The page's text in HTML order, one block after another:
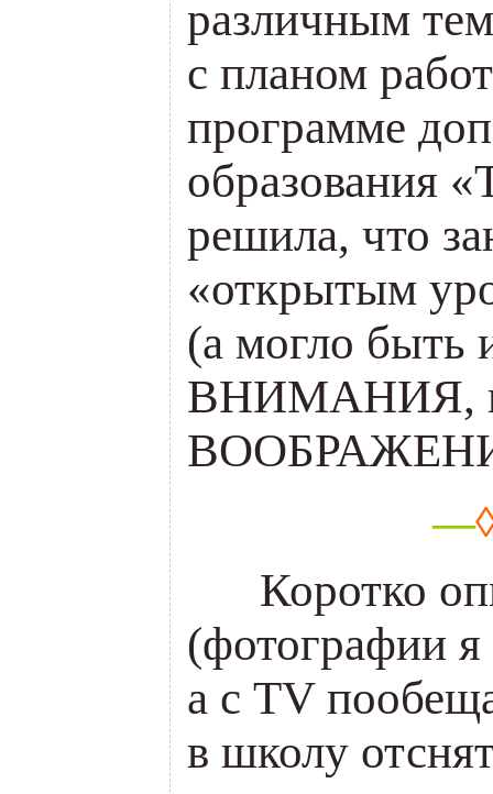
различным
с планом
программе
образования
решила, что
«открытым
(а могло быть
ВНИМАНИЯ,
—
Коротко
(фотографии я
а с TV
в школу